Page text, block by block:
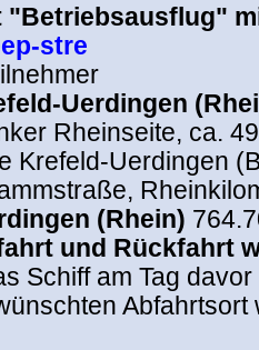
stre
Uerdingen
Rheinseite, ca.
Krefeld-Uerdingen
(Rhein)
und Rückfahrt
Schiff am Tag
Abfahrtsort